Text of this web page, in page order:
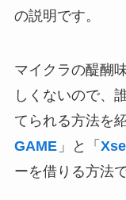
の説明です。
マイクラの醍醐
しくないので、
てられる方法を
GAME 」と「
ーを借りる方法で